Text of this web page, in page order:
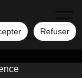
Refuser